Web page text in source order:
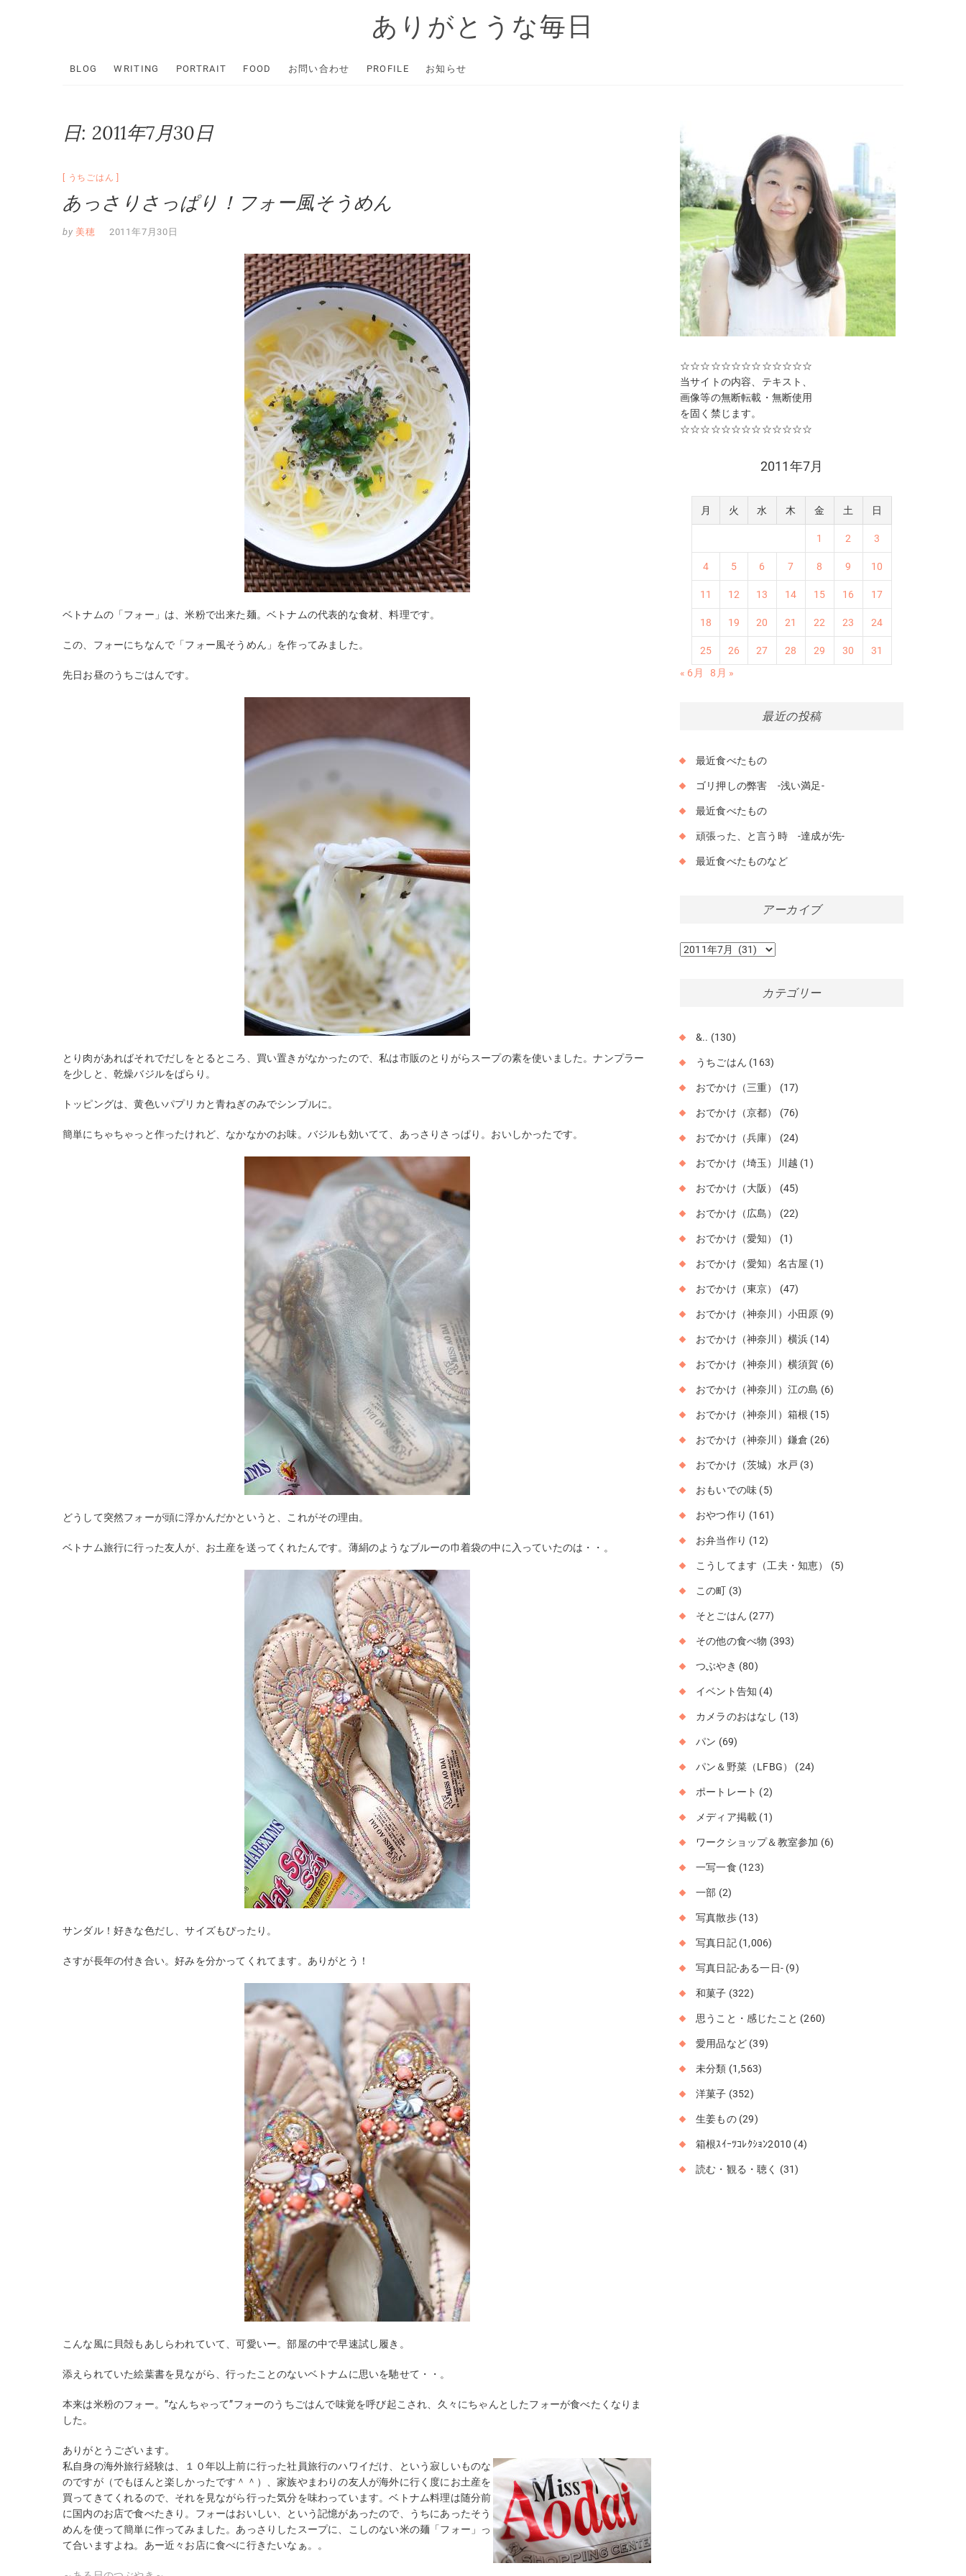
ありがとうな毎日
BLOG WRITING PORTRAIT FOOD お問い合わせ PROFILE お知らせ
日: 2011年7月30日
うちごはん
あっさりさっぱり！フォー風そうめん
by 美穂 2011年7月30日
ベトナムの「フォー」は、米粉で出来た麺。ベトナムの代表的な食材、料理です。
この、フォーにちなんで「フォー風そうめん」を作ってみました。
先日お昼のうちごはんです。
とり肉があればそれでだしをとるところ、買い置きがなかったので、私は市販のとりがらスープの素を使いました。ナンプラー
を少しと、乾燥バジルをぱらり。
トッピングは、黄色いパプリカと青ねぎのみでシンプルに。
簡単にちゃちゃっと作ったけれど、なかなかのお味。バジルも効いてて、あっさりさっぱり。おいしかったです。
どうして突然フォーが頭に浮かんだかというと、これがその理由。
ベトナム旅行に行った友人が、お土産を送ってくれたんです。薄絹のようなブルーの巾着袋の中に入っていたのは・・。
サンダル！好きな色だし、サイズもぴったり。
さすが長年の付き合い。好みを分かってくれてます。ありがとう！
こんな風に貝殻もあしらわれていて、可愛いー。部屋の中で早速試し履き。
添えられていた絵葉書を見ながら、行ったことのないベトナムに思いを馳せて・・。
本来は米粉のフォー。”なんちゃって”フォーのうちごはんで味覚を呼び起こされ、久々にちゃんとしたフォーが食べたくなりま
した。
ありがとうございます。
私自身の海外旅行経験は、１０年以上前に行った社員旅行のハワイだけ、という寂しいものな
のですが（でもほんと楽しかったです＾＾）、家族やまわりの友人が海外に行く度にお土産を
買ってきてくれるので、それを見ながら行った気分を味わっています。ベトナム料理は随分前
に国内のお店で食べたきり。フォーはおいしい、という記憶があったので、うちにあったそう
めんを使って簡単に作ってみました。あっさりしたスープに、こしのない米の麺「フォー」っ
て合いますよね。あー近々お店に食べに行きたいなぁ。。
☆☆☆☆☆☆☆☆☆☆☆☆☆
当サイトの内容、テキスト、
画像等の無断転載・無断使用
を固く禁じます。
☆☆☆☆☆☆☆☆☆☆☆☆☆
2011年7月
月 火 水 木 金 土 日
1 2 3
4 5 6 7 8 9 10
11 12 13 14 15 16 17
18 19 20 21 22 23 24
25 26 27 28 29 30
31
« 6月
8月 »
最近の投稿
最近食べたもの
ゴリ押しの弊害 -浅い満足-
最近食べたもの
頑張った、と言う時 -達成が先-
最近食べたものなど
アーカイブ
ア
カテゴリー
&.. (130)
うちごはん (163)
おでかけ（三重） (17)
おでかけ（京都） (76)
おでかけ（兵庫） (24)
おでかけ（埼玉）川越 (1)
おでかけ（大阪） (45)
おでかけ（広島） (22)
おでかけ（愛知） (1)
おでかけ（愛知）名古屋 (1)
おでかけ（東京） (47)
おでかけ（神奈川）小田原 (9)
おでかけ（神奈川）横浜 (14)
おでかけ（神奈川）横須賀 (6)
おでかけ（神奈川）江の島 (6)
おでかけ（神奈川）箱根 (15)
おでかけ（神奈川）鎌倉 (26)
おでかけ（茨城）水戸 (3)
おもいでの味 (5)
おやつ作り (161)
お弁当作り (12)
こうしてます（工夫・知恵） (5)
この町 (3)
そとごはん (277)
その他の食べ物 (393)
つぶやき (80)
イベント告知 (4)
カメラのおはなし (13)
パン (69)
パン＆野菜（LFBG） (24)
ポートレート (2)
メディア掲載 (1)
ワークショップ＆教室参加 (6)
一写一食 (123)
一部 (2)
写真散歩(13)
写真日記(1,006)
写真日記-ある一日- (9)
和菓子 (322)
思うこと・感じたこと (260)
愛用品など (39)
未分類 (1,563)
洋菓子 (352)
生姜もの(29)
箱根ｽｲｰﾂｺﾚｸｼｮﾝ2010 (4)
読む・観る・聴く (31)